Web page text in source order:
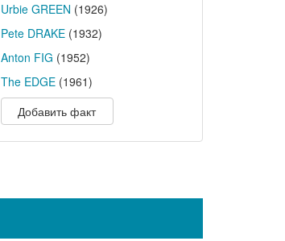
Urbie GREEN (1926)
Pete DRAKE(1932)
Anton FIG (1952)
The EDGE(1961)
Добавить факт